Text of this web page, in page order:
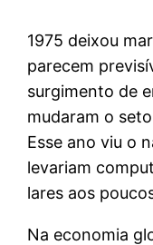
1975 deixou
parecem
surgimento de
mudaram o
Esse ano viu o
levariam
lares aos
Na economia